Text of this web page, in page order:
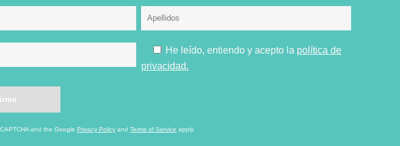
He leído, entiendo y acepto la política de
privacidad.
and the Google Privacy Policy and Terms of Service apply.